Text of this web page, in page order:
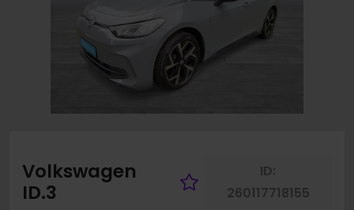
Volkswagen
ID.3
Fahrzeug
ID:
260117718155